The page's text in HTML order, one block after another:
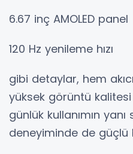
6.67 inç AMOLED panel
120 Hz yenileme hızı
gibi detaylar, hem
yüksek görüntü
günlük kullanımın
deneyiminde de güçlü